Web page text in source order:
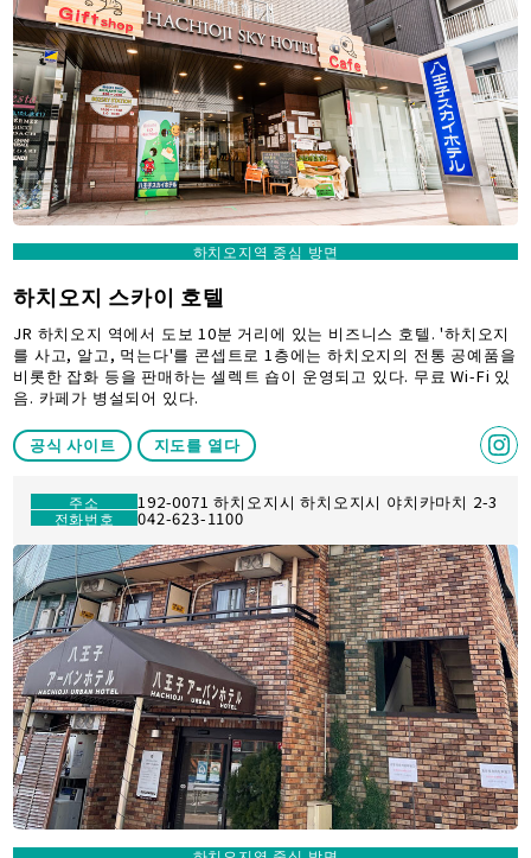
하치오지역 중심 방면
하치오지 스카이 호텔
JR 하치오지 역에서 도보 10분 거리에 있는 비즈니스 호텔. '하치오지
를 사고, 알고, 먹는다'를 콘셉트로 1층에는 하치오지의 전통 공예품을
비롯한 잡화 등을 판매하는 셀렉트 숍이 운영되고 있다. 무료 Wi-Fi 있
음. 카페가 병설되어 있다.
공식 사이트 지도를 열다
주소 192-0071 하치오지시 하치오지시 야치카마치 2-3
전화번호 042-623-1100